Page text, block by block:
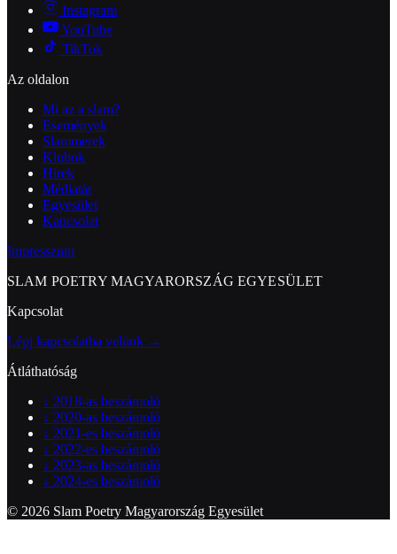
Instagram
YouTube
TikTok
Az oldalon
Mi az a slam?
Események
Slammerek
Klubok
Hírek
Médiatár
Egyesület
Kapcsolat
Impresszum
SLAM POETRY MAGYARORSZÁG EGYESÜLET
Kapcsolat
Lépj kapcsolatba velünk →
Átláthatóság
↓ 2018-as beszámoló
↓ 2020-as beszámoló
↓ 2021-es beszámoló
↓ 2022-es beszámoló
↓ 2023-as beszámoló
↓ 2024-es beszámoló
© 2026 Slam Poetry Magyarország Egyesület